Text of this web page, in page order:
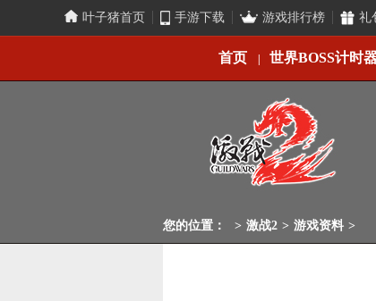
叶子猪首页 手游下载 游戏排行榜 礼
首页 世界BOSS计时
您的位置： > 激战2 > 游戏资料 >